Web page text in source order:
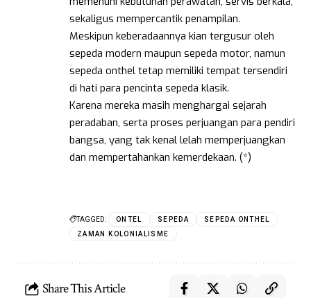
sekaligus mempercantik penampilan.
Meskipun keberadaannya kian tergusur oleh
sepeda modern maupun sepeda motor, namun
sepeda onthel tetap memiliki tempat tersendiri
di hati para pencinta sepeda klasik.
Karena mereka masih menghargai sejarah
peradaban, serta proses perjuangan para pendiri
bangsa, yang tak kenal lelah memperjuangkan
dan mempertahankan kemerdekaan. (*)
TAGGED: ONTEL SEPEDA
SEPEDA ONTHEL
ZAMAN KOLONIALISME
Share This Article